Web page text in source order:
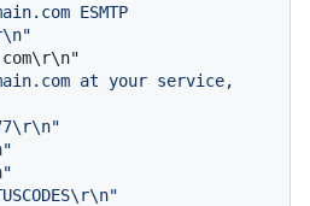
ESMTP
at your service,